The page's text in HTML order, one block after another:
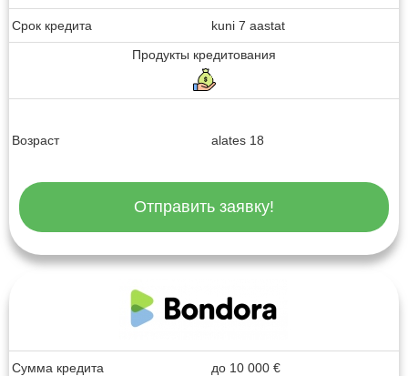
Срок кредита
kuni 7 aastat
Продукты кредитования
Возраст alates 18
Отправить заявку!
Сумма кредита до 10 000 €